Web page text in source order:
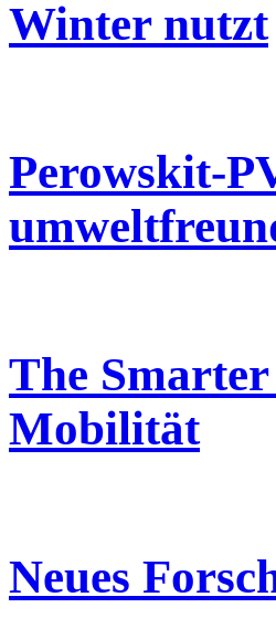
Winter nutzt
Perowskit-
The
Mobilität
Neues